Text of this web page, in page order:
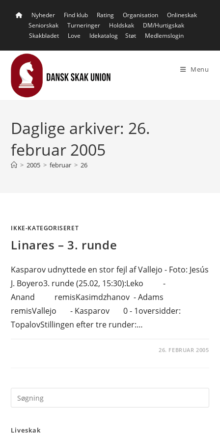
Nyheder Find klub Rating Organisation
Onlineskak
Seniorskak
Turneringer Holdskak
DM/Hurtigskak
Skakbladet
Love Idekatalog Støt Medlemslogin
Menu
Daglige arkiver: 26.
februar 2005
> 2005 > februar > 26
IKKE-KATEGORISERET
Linares – 3. runde
Kasparov udnyttede en stor fejl af Vallejo - Foto: Jesús
J. Boyero3. runde (25.02, 15:30):Leko -
Anand remisKasimdzhanov - Adams
remisVallejo - Kasparov 0 - 1oversidder:
TopalovStillingen efter tre runder:…
26. FEBRUAR 2005
Liveskak